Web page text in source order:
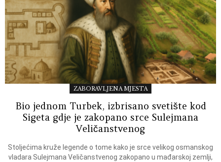
ZABORAVLJENA MJESTA
Bio jednom Turbek, izbrisano svetište kod
Sigeta gdje je zakopano srce Sulejmana
Veličanstvenog
Stoljećima kruže legende o tome kako je srce velikog osmanskog
vladara Sulejmana Veličanstvenog zakopano u mađarskoj zemlji,